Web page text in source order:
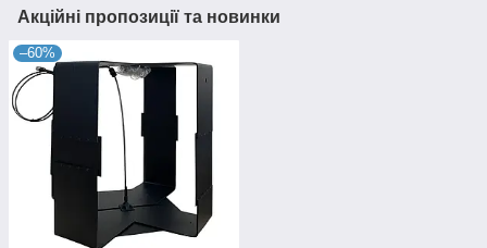
Акційні пропозиції та новинки
–60%